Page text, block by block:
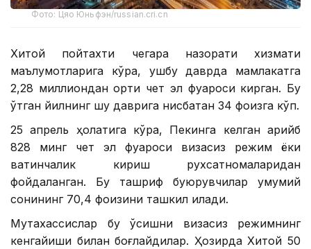
Фото: Цяо Юньфэн/russian.cri.cn
Хитой пойтахти чегара назорати хизмати
маълумотларига кўра, ушбу даврда мамлакатга
2,28 миллиондан ортиқ чет эл фуқароси кирган. Бу
ўтган йилнинг шу даврига нисбатан 34 фоизга кўп.
25 апрель ҳолатига кўра, Пекинга келган қарийб
828 минг чет эл фуқароси визасиз режим ёки
вақтинчалик кириш рухсатномаларидан
фойдаланган. Бу ташриф буюрувчилар умумий
сонининг 70,4 фоизини ташкил қилади.
Мутахассислар бу ўсишни визасиз режимнинг
кенгайиши билан боғлайдилар. Ҳозирда Хитой 50